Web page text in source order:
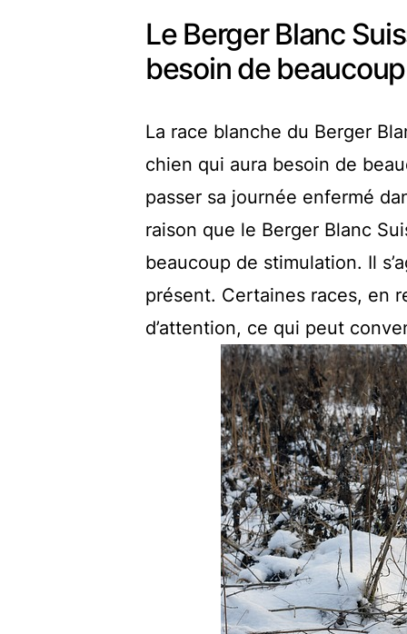
Le Berger Blanc
besoin de
La race blanche du Berger
chien qui aura besoin de
passer sa journée enfermé
raison que le Berger Blanc
beaucoup de stimulation. Il
présent. Certaines races, en
d’attention, ce qui peut